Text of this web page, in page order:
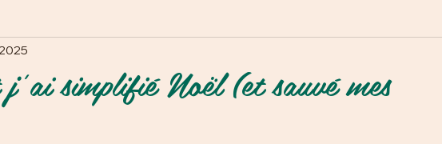
simplifié Noël (et sauvé mes